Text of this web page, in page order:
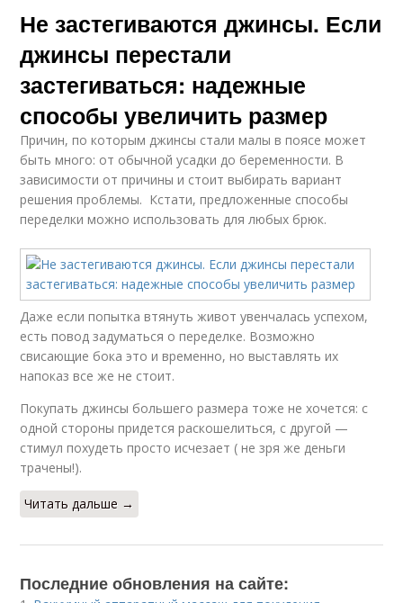
Не застегиваются джинсы. Если
джинсы перестали
застегиваться: надежные
способы увеличить размер
Причин, по которым джинсы стали малы в поясе может
быть много: от обычной усадки до беременности. В
зависимости от причины и стоит выбирать вариант
решения проблемы. Кстати, предложенные способы
переделки можно использовать для любых брюк.
Даже если попытка втянуть живот увенчалась успехом,
есть повод задуматься о переделке. Возможно
свисающие бока это и временно, но выставлять их
напоказ все же не стоит.
Покупать джинсы большего размера тоже не хочется: с
одной стороны придется раскошелиться, с другой —
стимул похудеть просто исчезает ( не зря же деньги
трачены!).
Читать дальше →
Последние обновления на сайте: